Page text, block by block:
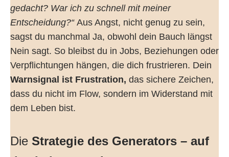
gedacht? War ich zu schnell mit meiner
Entscheidung?“Aus Angst, nicht genug zu sein,
sagst du manchmal Ja, obwohl dein Bauch längst
Nein sagt. So bleibst du in Jobs, Beziehungen oder
Verpflichtungen hängen, die dich frustrieren. Dein
Warnsignal ist Frustration, das sichere Zeichen,
dass du nicht im Flow, sondern im Widerstand mit
dem Leben bist.
Die Strategie des Generators – auf